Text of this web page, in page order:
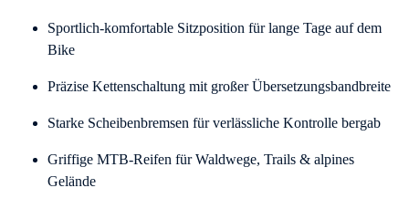
Sportlich-komfortable Sitzposition für lange Tage auf dem
Bike
Präzise Kettenschaltung mit großer Übersetzungsbandbreite
Starke Scheibenbremsen für verlässliche Kontrolle bergab
Griffige MTB-Reifen für Waldwege, Trails & alpines
Gelände